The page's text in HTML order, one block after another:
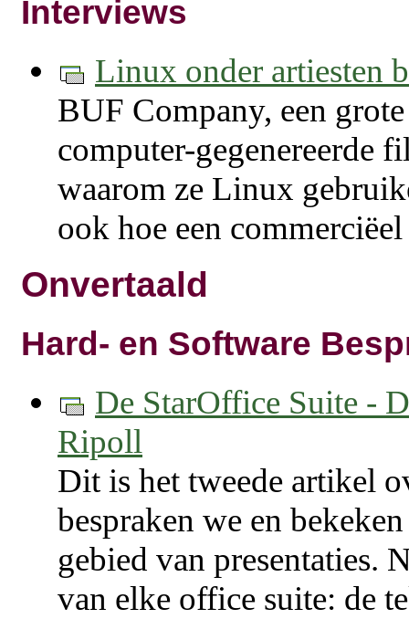
Interviews
Linux onder artiesten
BUF Company, een
computer-gegenereerde
waarom ze Linux
ook hoe een
Onvertaald
Hard- en Software
De StarOffice Suite -
Ripoll
Dit is het tweede artikel
bespraken we en
gebied van presentaties.
van elke office suite: de